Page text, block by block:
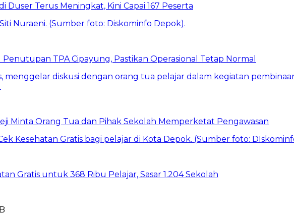
Duser Terus Meningkat, Kini Capai 167 Peserta
TPA Cipayung, Pastikan Operasional Tetap Normal
Minta Orang Tua dan Pihak Sekolah Memperketat Pengawasan
Gratis untuk 368 Ribu Pelajar, Sasar 1.204 Sekolah